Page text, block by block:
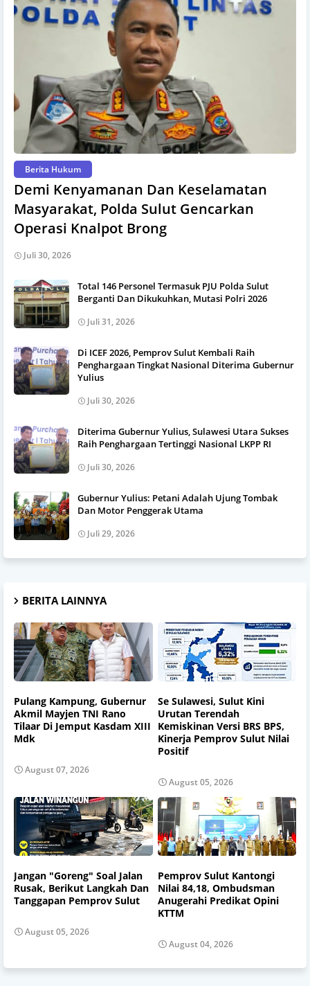
Berita Hukum
Demi Kenyamanan Dan Keselamatan
Masyarakat, Polda Sulut Gencarkan
Operasi Knalpot Brong
Juli 30, 2026
Total 146 Personel Termasuk PJU Polda Sulut
Berganti Dan Dikukuhkan, Mutasi Polri 2026
Juli 31, 2026
Di ICEF 2026, Pemprov Sulut Kembali Raih
Penghargaan Tingkat Nasional Diterima Gubernur
Yulius
Juli 30, 2026
Diterima Gubernur Yulius, Sulawesi Utara Sukses
Raih Penghargaan Tertinggi Nasional LKPP RI
Juli 30, 2026
Gubernur Yulius: Petani Adalah Ujung Tombak
Dan Motor Penggerak Utama
Juli 29, 2026
BERITA LAINNYA
Pulang Kampung, Gubernur
Akmil Mayjen TNI Rano
Tilaar Di Jemput Kasdam XIII
Mdk
August 07, 2026
Se Sulawesi, Sulut Kini
Urutan Terendah
Kemiskinan Versi BRS BPS,
Kinerja Pemprov Sulut Nilai
Positif
August 05, 2026
Jangan "Goreng" Soal Jalan
Rusak, Berikut Langkah Dan
Tanggapan Pemprov Sulut
August 05, 2026
Pemprov Sulut Kantongi
Nilai 84,18, Ombudsman
Anugerahi Predikat Opini
KTTM
August 04, 2026